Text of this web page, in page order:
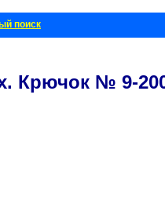
поиск
Крючок № 9-